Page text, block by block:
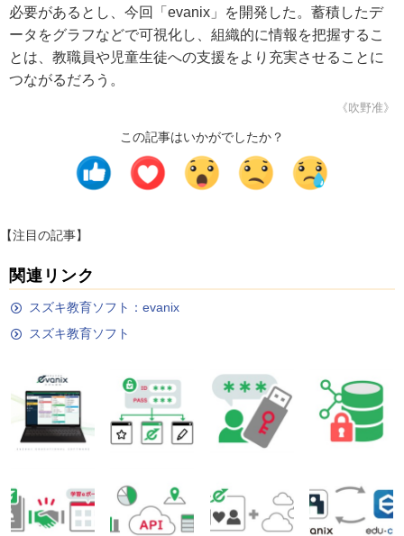
必要があるとし、今回「evanix」を開発した。蓄積したデ
ータをグラフなどで可視化し、組織的に情報を把握するこ
とは、教職員や児童生徒への支援をより充実させることに
つながるだろう。
《吹野准》
この記事はいかがでしたか？
【注目の記事】
関連リンク
スズキ教育ソフト：evanix
スズキ教育ソフト